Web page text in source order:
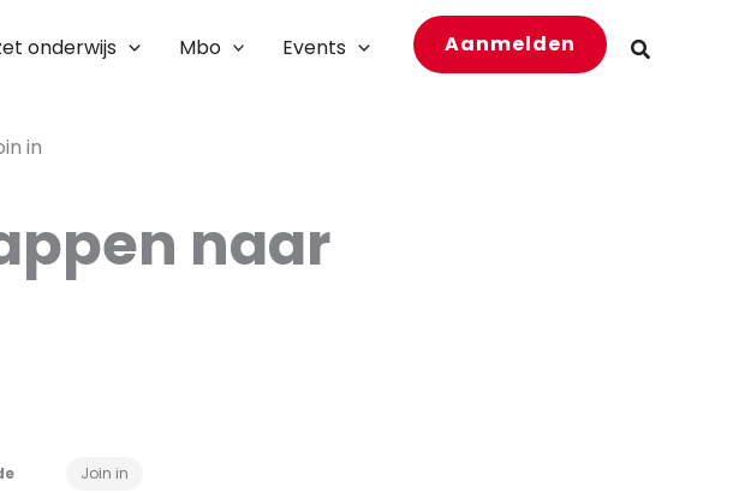
onderwijs Mbo Events Aanmelden Zoeken
in
Join in
naar